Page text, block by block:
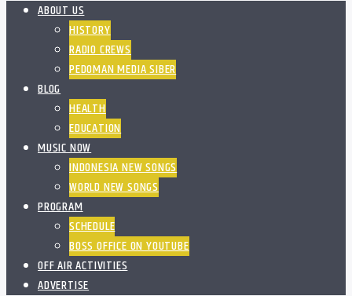
ABOUT US
HISTORY
RADIO CREWS
PEDOMAN MEDIA SIBER
BLOG
HEALTH
EDUCATION
MUSIC NOW
INDONESIA NEW SONGS
WORLD NEW SONGS
PROGRAM
SCHEDULE
BOSS OFFICE ON YOUTUBE
OFF AIR ACTIVITIES
ADVERTISE